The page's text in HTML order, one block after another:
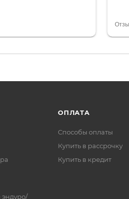
магазина
была решена.
к клиенту после
эндуро/
ОПЛАТА
Способы оплаты
Купить в рассрочку
Купить в кредит